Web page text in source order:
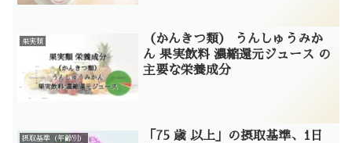
果実類
（かんきつ類） うんしゅうみか
ん 果実飲料 濃縮還元ジュース の
主要な栄養成分
摂取基準（年齢別）
「75 歳 以上」の摂取基準、1日